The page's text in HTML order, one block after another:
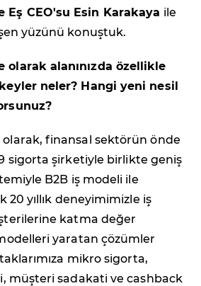
Eş CEO'su Esin Karakaya ile
yüzünü konuştuk.
olarak alanınızda özellikle
neler? Hangi yeni nesil
finansal sektörün önde
sigorta şirketiyle birlikte geniş
B2B iş modeli ile
20 yıllık deneyimimizle iş
katma değer
yaratan çözümler
mikro sigorta,
müşteri sadakati ve cashback